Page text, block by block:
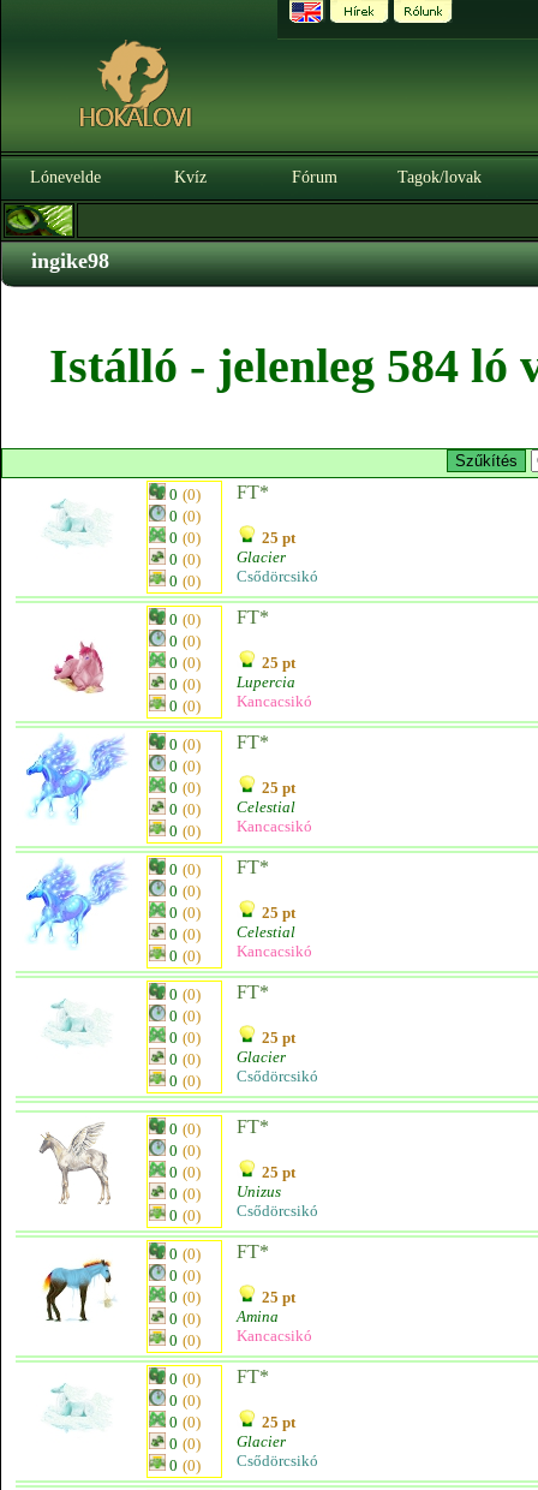
Lónevelde Kvíz Fórum Tagok/lovak
ingike98
Istálló - jelenleg 584 ló
0 (0)
0 (0)
0 (0)
0 (0)
0 (0)
FT*
25 pt
Glacier
Csődörcsikó
0 (0)
0 (0)
0 (0)
0 (0)
0 (0)
FT*
25 pt
Lupercia
Kancacsikó
0 (0)
0 (0)
0 (0)
0 (0)
0 (0)
FT*
25 pt
Celestial
Kancacsikó
0 (0)
0 (0)
0 (0)
0 (0)
0 (0)
FT*
25 pt
Celestial
Kancacsikó
0 (0)
0 (0)
0 (0)
0 (0)
0 (0)
FT*
25 pt
Glacier
Csődörcsikó
0 (0)
0 (0)
0 (0)
0 (0)
0 (0)
FT*
25 pt
Unizus
Csődörcsikó
0 (0)
0 (0)
0 (0)
0 (0)
0 (0)
FT*
25 pt
Amina
Kancacsikó
0 (0)
0 (0)
0 (0)
0 (0)
0 (0)
FT*
25 pt
Glacier
Csődörcsikó